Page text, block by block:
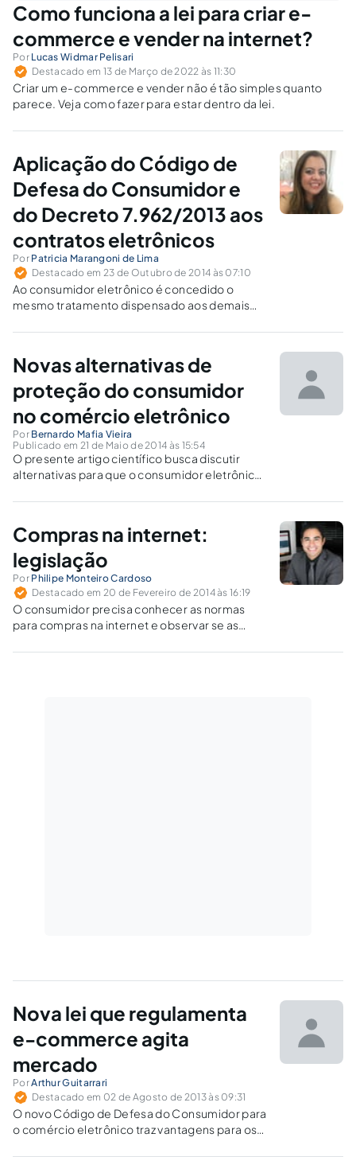
Como funciona a lei para criar e-
commerce e vender na internet?
Por Lucas Widmar Pelisari
Destacado em 13 de Março de 2022 às 11:30
Criar um e-commerce e vender não é tão simples quanto
parece. Veja como fazer para estar dentro da lei.
Aplicação do Código de
Defesa do Consumidor e
do Decreto 7.962/2013 aos
contratos eletrônicos
Por Patricia Marangoni de Lima
Destacado em 23 de Outubro de 2014 às 07:10
Ao consumidor eletrônico é concedido o
mesmo tratamento dispensado aos demais
favorável e de cumprimento integral do
Novas alternativas de
proteção do consumidor
no comércio eletrônico
Por Bernardo Mafia Vieira
Publicado em 21 de Maio de 2014 às 15:54
O presente artigo científico busca discutir
alternativas para que o consumidor eletrônico
comércio eletrônico possa apresentar.
Compras na internet:
legislação
Por Philipe Monteiro Cardoso
Destacado em 20 de Fevereiro de 2014 às 16:19
O consumidor precisa conhecer as normas
para compras na internet e observar se as
determinações.
Nova lei que regulamenta
e-commerce agita
mercado
PorArthur Guitarrari
Destacado em 02 de Agosto de 2013 às 09:31
O novo Código de Defesa do Consumidor para
o comércio eletrônico traz vantagens para os